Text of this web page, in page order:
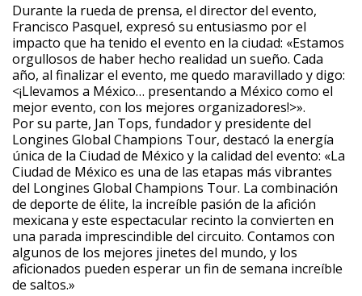
Durante la rueda de prensa, el director del evento,
Francisco Pasquel, expresó su entusiasmo por el
impacto que ha tenido el evento en la ciudad: «Estamos
orgullosos de haber hecho realidad un sueño. Cada
año, al finalizar el evento, me quedo maravillado y digo:
<¡Llevamos a México… presentando a México como el
mejor evento, con los mejores organizadores!>».
Por su parte, Jan Tops, fundador y presidente del
Longines Global Champions Tour, destacó la energía
única de la Ciudad de México y la calidad del evento: «La
Ciudad de México es una de las etapas más vibrantes
del Longines Global Champions Tour. La combinación
de deporte de élite, la increíble pasión de la afición
mexicana y este espectacular recinto la convierten en
una parada imprescindible del circuito. Contamos con
algunos de los mejores jinetes del mundo, y los
aficionados pueden esperar un fin de semana increíble
de saltos.»